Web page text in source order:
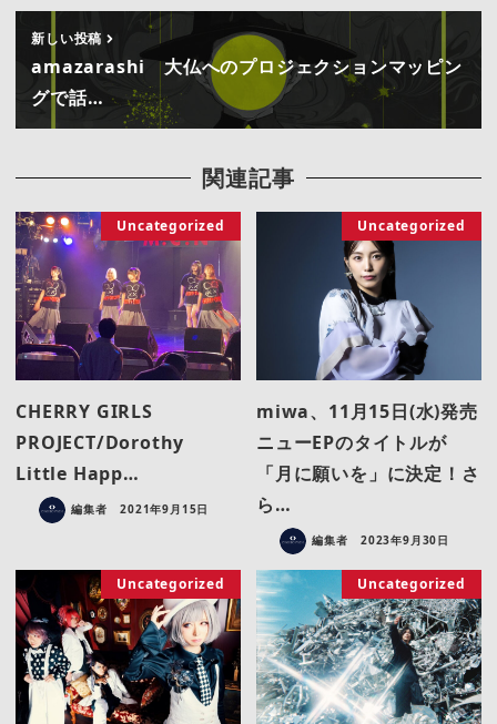
新しい投稿
amazarashi 大仏へのプロジェクションマッピン
グで話…
関連記事
Uncategorized
CHERRY GIRLS
PROJECT/Dorothy
Little Happ…
編集者 2021年9月15日
Uncategorized
miwa、11月15日(水)発売
ニューEPのタイトルが
「月に願いを」に決定！さ
ら…
編集者 2023年9月30日
Uncategorized Uncategorized